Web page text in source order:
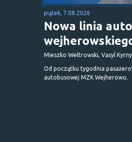
piątek, 7.08.2026
Nowa linia
Mieszko Weltrowski, Vasyl
Od początku tygodnia
autobusowej MZK Wejherowo.